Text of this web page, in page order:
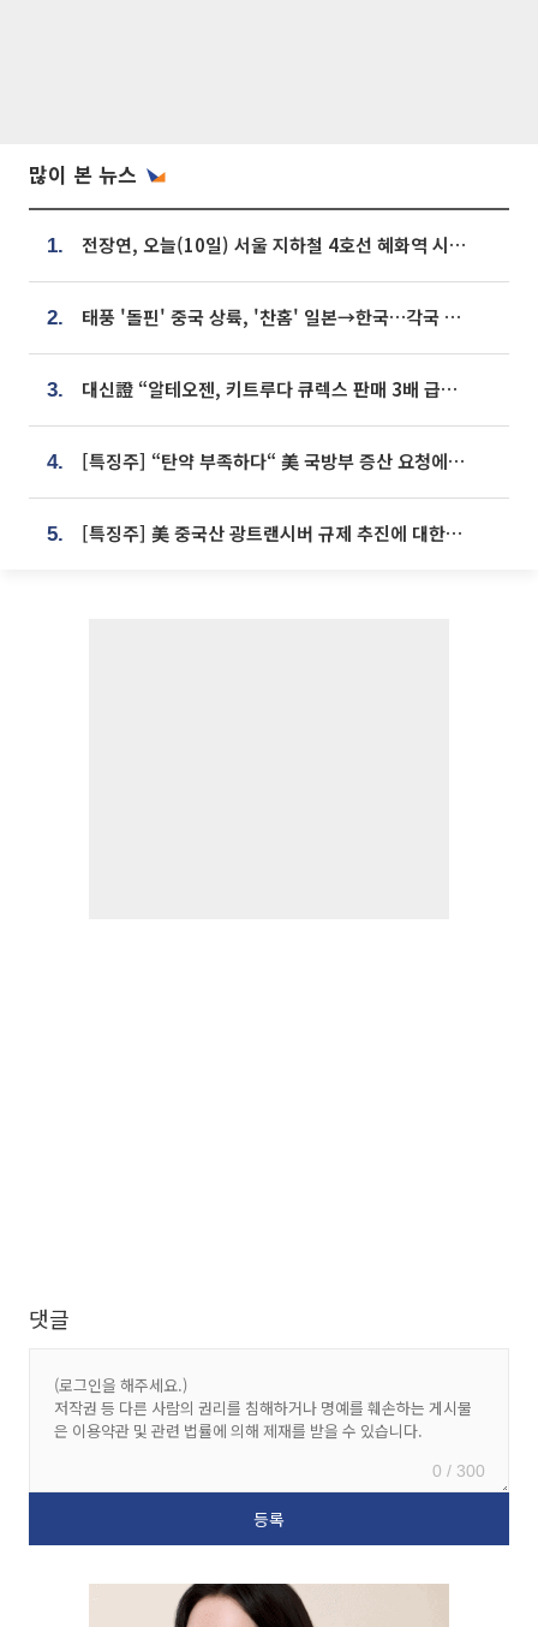
많이 본 뉴스
1. 전장연, 오늘(10일) 서울 지하철 4호선 혜화역 시위…1호선 용산역 무정차
2. 태풍 '돌핀' 중국 상륙, '찬홈' 일본→한국…각국 기상청 예상 경로는?
3. 대신證 “알테오젠, 키트루다 큐렉스 판매 3배 급증…목표가 41만원 상향”
4. [특징주] “탄약 부족하다“ 美 국방부 증산 요청에⋯국내 방산주 급등세
5. [특징주] 美 중국산 광트랜시버 규제 추진에 대한광통신 등 광통신株 강세
댓글
0 / 300